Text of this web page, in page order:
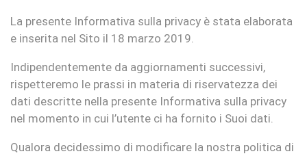
La presente Informativa sulla privacy è stata elaborata
e inserita nel Sito il 18 marzo 2019.
Indipendentemente da aggiornamenti successivi,
rispetteremo le prassi in materia di riservatezza dei
dati descritte nella presente Informativa sulla privacy
nel momento in cui l’utente ci ha fornito i Suoi dati.
Qualora decidessimo di modificare la nostra politica di